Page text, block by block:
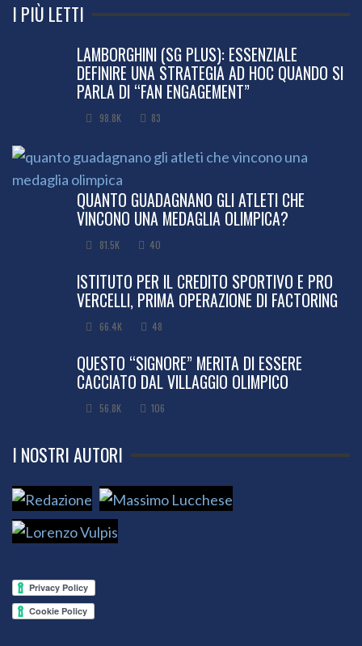
I PIÙ LETTI
LAMBORGHINI (SG PLUS): ESSENZIALE
DEFINIRE UNA STRATEGIA AD HOC QUANDO SI
PARLA DI “FAN ENGAGEMENT”
98.8K 83
QUANTO GUADAGNANO GLI ATLETI CHE
VINCONO UNA MEDAGLIA OLIMPICA?
81.5K 40
ISTITUTO PER IL CREDITO SPORTIVO E PRO
VERCELLI, PRIMA OPERAZIONE DI FACTORING
66.4K 48
QUESTO “SIGNORE” MERITA DI ESSERE
CACCIATO DAL VILLAGGIO OLIMPICO
56.8K 106
I NOSTRI AUTORI